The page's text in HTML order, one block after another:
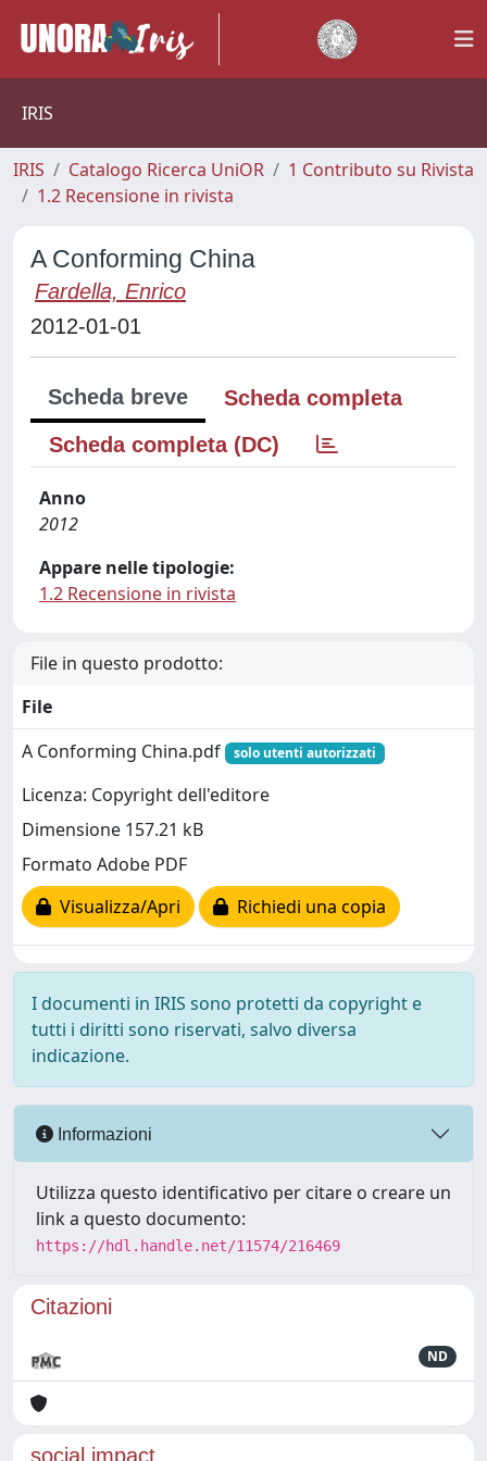
IRIS
IRIS Catalogo Ricerca UniOR
1 Contributo su Rivista
1.2 Recensione in rivista
A Conforming China
Fardella, Enrico
2012-01-01
Scheda breve
Scheda completa
Scheda completa (DC)
Anno
2012
Appare nelle tipologie:
1.2 Recensione in rivista
File in questo prodotto:
File
A Conforming China.pdf
solo utenti autorizzati
Licenza: Copyright dell'editore
Dimensione 157.21 kB
Formato Adobe PDF
Visualizza/Apri
Richiedi una copia
I documenti in IRIS sono protetti da copyright e
tutti i diritti sono riservati, salvo diversa
indicazione.
Informazioni
Utilizza questo identificativo per citare o creare un
link a questo documento:
https://hdl.handle.net/11574/216469
Citazioni
ND
social impact